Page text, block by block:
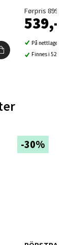
Førpris 899,-
539,-
På nettlager
Finnes i 52
-30%
Ski